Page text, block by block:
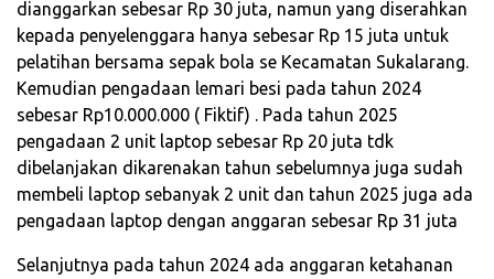
dianggarkan sebesar Rp 30 juta, namun yang diserahkan
kepada penyelenggara hanya sebesar Rp 15 juta untuk
pelatihan bersama sepak bola se Kecamatan Sukalarang.
Kemudian pengadaan lemari besi pada tahun 2024
sebesar Rp10.000.000 ( Fiktif) . Pada tahun 2025
pengadaan 2 unit laptop sebesar Rp 20 juta tdk
dibelanjakan dikarenakan tahun sebelumnya juga sudah
membeli laptop sebanyak 2 unit dan tahun 2025 juga ada
pengadaan laptop dengan anggaran sebesar Rp 31 juta
Selanjutnya pada tahun 2024 ada anggaran ketahanan